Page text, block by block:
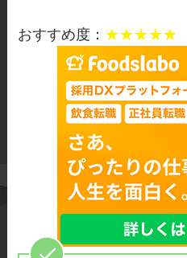
おすすめ度： ★★★★★